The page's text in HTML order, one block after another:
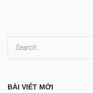
BÀI VIẾT MỚI